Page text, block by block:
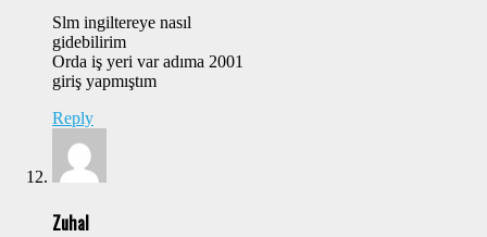
Slm ingiltereye nasıl
gidebilirim
Orda iş yeri var adıma 2001
giriş yapmıştım
Reply
Zuhal